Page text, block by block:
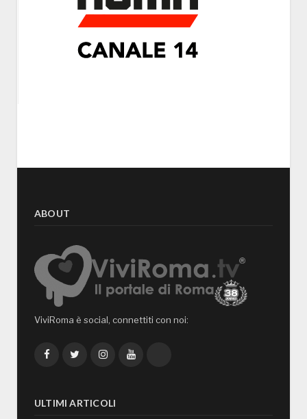
ABOUT
ViviRoma è social, connettiti con noi:
FacebookTwitterInstagramYouTube
ULTIMI ARTICOLI